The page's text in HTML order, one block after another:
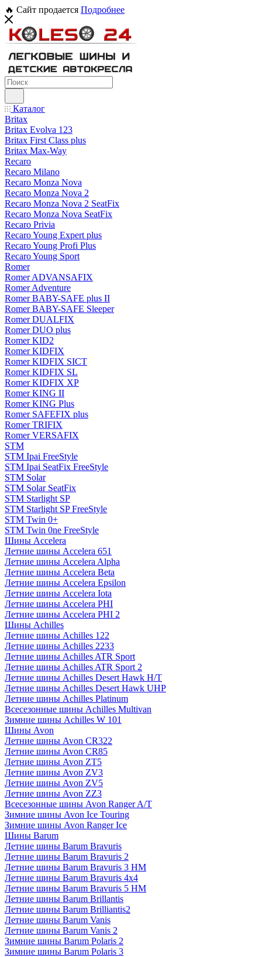
🔥 Сайт продается Подробнее
Каталог
Britax
Britax Evolva 123
Britax First Class plus
Britax Max-Way
Recaro
Recaro Milano
Recaro Monza Nova
Recaro Monza Nova 2
Recaro Monza Nova 2 SeatFix
Recaro Monza Nova SeatFix
Recaro Privia
Recaro Young Expert plus
Recaro Young Profi Plus
Recaro Young Sport
Romer
Romer ADVANSAFIX
Romer Adventure
Romer BABY-SAFE plus II
Romer BABY-SAFE Sleeper
Romer DUALFIX
Romer DUO plus
Romer KID2
Romer KIDFIX
Romer KIDFIX SICT
Romer KIDFIX SL
Romer KIDFIX XP
Romer KING II
Romer KING Plus
Romer SAFEFIX plus
Romer TRIFIX
Romer VERSAFIX
STM
STM Ipai FreeStyle
STM Ipai SeatFix FreeStyle
STM Solar
STM Solar SeatFix
STM Starlight SP
STM Starlight SP FreeStyle
STM Twin 0+
STM Twin 0ne FreeStyle
Шины Accelera
Летние шины Accelera 651
Летние шины Accelera Alpha
Летние шины Accelera Beta
Летние шины Accelera Epsilon
Летние шины Accelera Iota
Летние шины Accelera PHI
Летние шины Accelera PHI 2
Шины Achilles
Летние шины Achilles 122
Летние шины Achilles 2233
Летние шины Achilles ATR Sport
Летние шины Achilles ATR Sport 2
Летние шины Achilles Desert Hawk H/T
Летние шины Achilles Desert Hawk UHP
Летние шины Achilles Platinum
Всесезонные шины Achilles Multivan
Зимние шины Achilles W 101
Шины Avon
Летние шины Avon CR322
Летние шины Avon CR85
Летние шины Avon ZT5
Летние шины Avon ZV3
Летние шины Avon ZV5
Летние шины Avon ZZ3
Всесезонные шины Avon Ranger A/T
Зимние шины Avon Ice Touring
Зимние шины Avon Ranger Ice
Шины Barum
Летние шины Barum Bravuris
Летние шины Barum Bravuris 2
Летние шины Barum Bravuris 3 HM
Летние шины Barum Bravuris 4х4
Летние шины Barum Bravuris 5 HM
Летние шины Barum Brillantis
Летние шины Barum Brilliantis2
Летние шины Barum Vanis
Летние шины Barum Vanis 2
Зимние шины Barum Polaris 2
Зимние шины Barum Polaris 3